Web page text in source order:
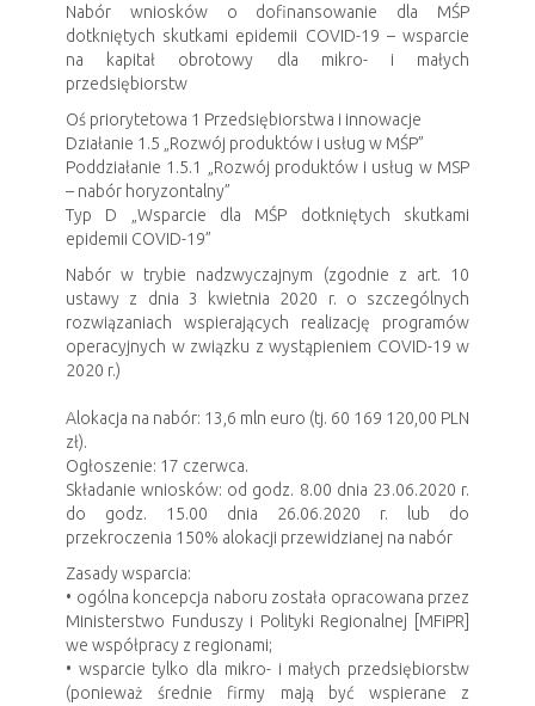
Nabór wniosków o dofinansowanie dla MŚP
dotkniętych skutkami epidemii COVID-19 – wsparcie
na kapitał obrotowy dla mikro- i małych
przedsiębiorstw
Oś priorytetowa 1 Przedsiębiorstwa i innowacje
Działanie 1.5 „Rozwój produktów i usług w MŚP”
Poddziałanie 1.5.1 „Rozwój produktów i usług w MSP
– nabór horyzontalny”
Typ D „Wsparcie dla MŚP dotkniętych skutkami
epidemii COVID-19”
Nabór w trybie nadzwyczajnym (zgodnie z art. 10
ustawy z dnia 3 kwietnia 2020 r. o szczególnych
rozwiązaniach wspierających realizację programów
operacyjnych w związku z wystąpieniem COVID-19 w
2020 r.)
Alokacja na nabór: 13,6 mln euro (tj. 60 169 120,00 PLN
zł).
Ogłoszenie: 17 czerwca.
Składanie wniosków: od godz. 8.00 dnia 23.06.2020 r.
do godz. 15.00 dnia 26.06.2020 r. lub do
przekroczenia 150% alokacji przewidzianej na nabór
Zasady wsparcia:
• ogólna koncepcja naboru została opracowana przez
Ministerstwo Funduszy i Polityki Regionalnej [MFiPR]
we współpracy z regionami;
• wsparcie tylko dla mikro- i małych przedsiębiorstw
(ponieważ średnie firmy mają być wspierane z